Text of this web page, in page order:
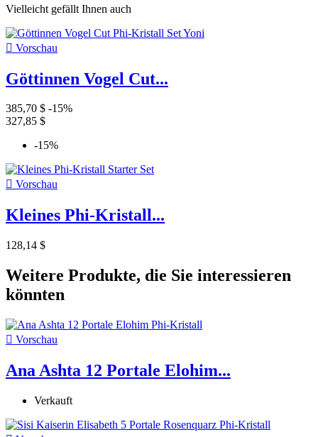
Vielleicht gefällt Ihnen auch
 Vorschau
Göttinnen Vogel Cut...
385,70 $ -15%
327,85 $
-15%
 Vorschau
Kleines Phi-Kristall...
128,14 $
Weitere Produkte, die Sie interessieren
könnten
 Vorschau
Ana Ashta 12 Portale Elohim...
Verkauft